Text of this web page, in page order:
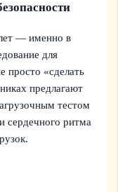
— именно в
для
просто «сделать
предлагают
тестом
сердечного ритма